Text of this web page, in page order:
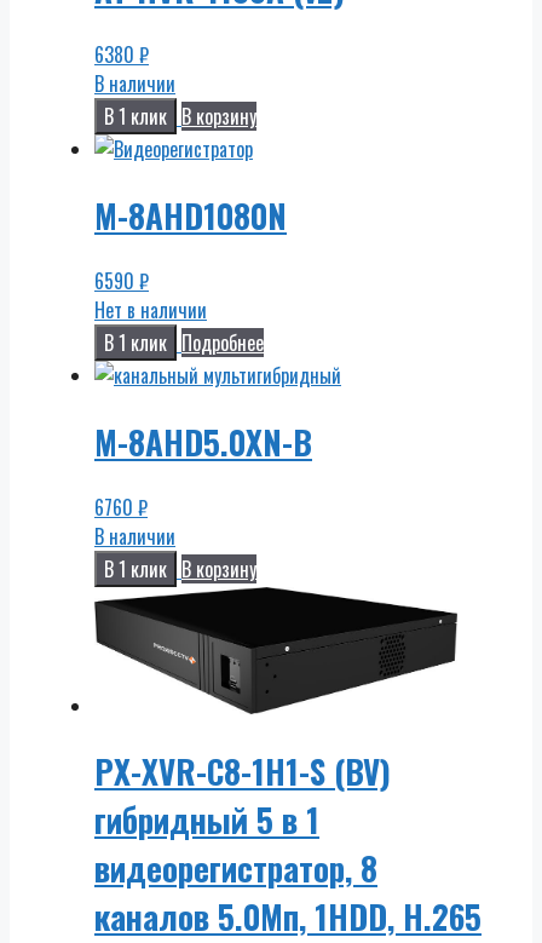
6380 ₽
В наличии
В 1 клик В корзину
M-8AHD1080N
6590 ₽
Нет в наличии
В 1 клик Подробнее
M-8AHD5.0XN-B
6760 ₽
В наличии
В 1 клик В корзину
PX-XVR-C8-1H1-S (BV)
гибридный 5 в 1
видеорегистратор, 8
каналов 5.0Мп, 1HDD, H.265